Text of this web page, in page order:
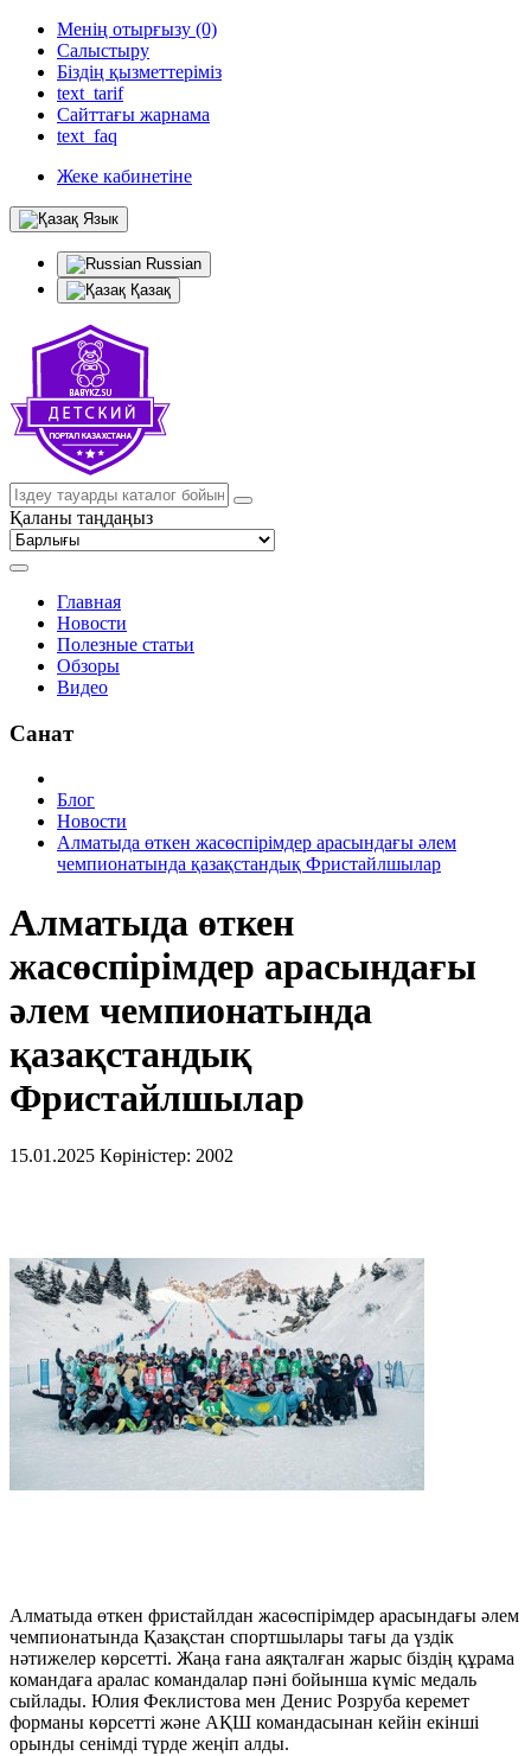
Менің отырғызу (0)
Салыстыру
Біздің қызметтеріміз
text_tarif
Сайттағы жарнама
text_faq
Жеке кабинетіне
Язык
Russian
Қазақ
Қаланы таңдаңыз
Главная
Новости
Полезные статьи
Обзоры
Видео
Санат
Блог
Новости
Алматыда өткен жасөспірімдер арасындағы әлем
чемпионатында қазақстандық Фристайлшылар
Алматыда өткен
жасөспірімдер арасындағы
әлем чемпионатында
қазақстандық
Фристайлшылар
15.01.2025 Көріністер: 2002
Алматыда өткен фристайлдан жасөспірімдер арасындағы әлем
чемпионатында Қазақстан спортшылары тағы да үздік
нәтижелер көрсетті. Жаңа ғана аяқталған жарыс біздің құрама
командаға аралас командалар пәні бойынша күміс медаль
сыйлады. Юлия Феклистова мен Денис Розруба керемет
форманы көрсетті және АҚШ командасынан кейін екінші
орынды сенімді түрде жеңіп алды.